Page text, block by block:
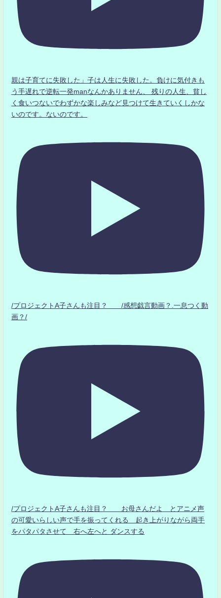
親は子育てに失敗した」子は人生に失敗した。負けに気付きも
う手遅れで逆転一発manなんかありません、 残りの人生、貧し
く食いつないでわずかな楽しみなど見つけて生きていくしかな
いのです。ないのです。
/プロジェクトA子さんも注目？ /感想戯言動画？.一息つく動
画？/
/プロジェクトA子さんも注目？ お母さんだよ とアニメ声
の可愛いらしい声で手を振ってくれる 起き上がりながら両手
をパタパタさせて 右へ左へと ダンスする